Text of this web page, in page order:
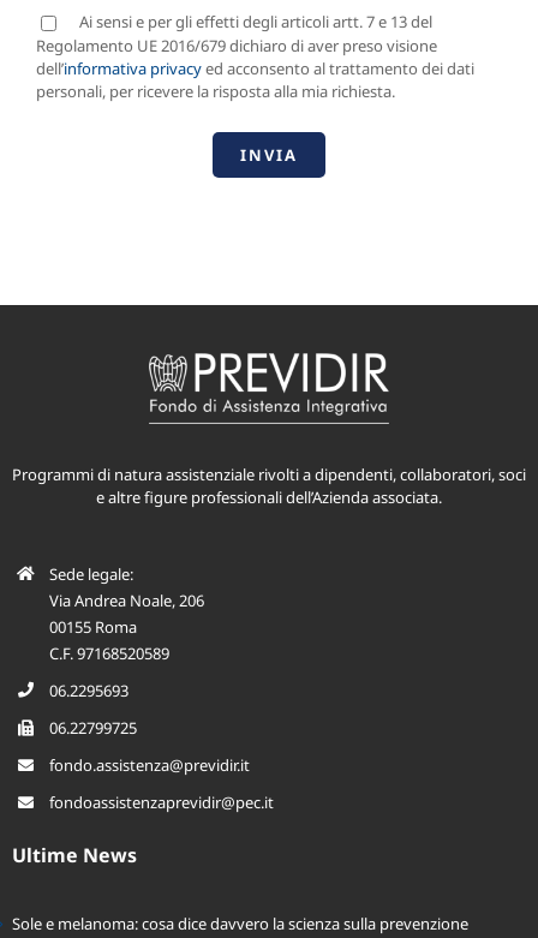
Ai sensi e per gli effetti degli articoli artt. 7 e 13 del
Regolamento UE 2016/679 dichiaro di aver preso visione
dell’informativa privacyed acconsento al trattamento dei dati
personali, per ricevere la risposta alla mia richiesta.
Programmi di natura assistenziale rivolti a dipendenti, collaboratori, soci
e altre figure professionali dell’Azienda associata.
Sede legale:
Via Andrea Noale, 206
00155 Roma
C.F. 97168520589
06.2295693
06.22799725
fondo.assistenza@previdir.it
fondoassistenzaprevidir@pec.it
Ultime News
Sole e melanoma: cosa dice davvero la scienza sulla prevenzione